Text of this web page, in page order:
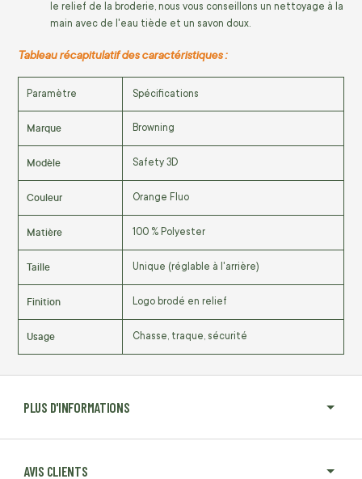
PLUS D'INFORMATIONS
AVIS CLIENTS
le relief de la broderie, nous vous conseillons un nettoyage à la
main avec de l'eau tiède et un savon doux.
Tableau récapitulatif des caractéristiques :
Paramètre Spécifications
Marque Browning
Modèle Safety 3D
Couleur Orange Fluo
Matière 100 % Polyester
Taille Unique (réglable à l'arrière)
Finition Logo brodé en relief
Usage Chasse, traque, sécurité